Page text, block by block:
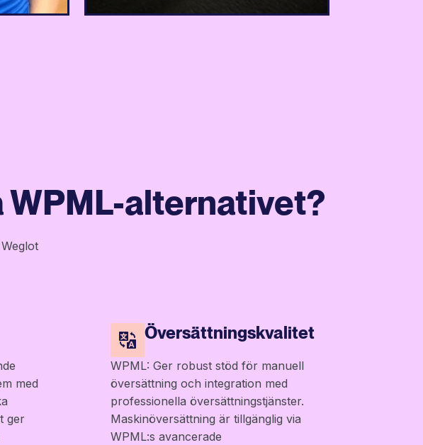
WPML-alternativet?
med
ger
Översättningskvalitet
WPML: Ger robust stöd för manuell
översättning och integration med
professionella översättningstjänster.
Maskinöversättning är tillgänglig via
WPML:s avancerade